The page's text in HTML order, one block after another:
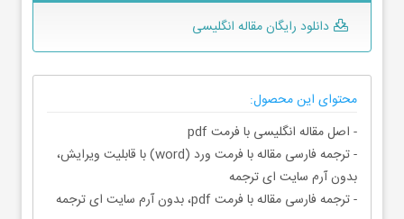
دانلود رایگان مقاله انگلیسی
محتوای این محصول:
- اصل مقاله انگلیسی با فرمت pdf
- ترجمه فارسی مقاله با فرمت ورد (word) با قابلیت ویرایش،
بدون آرم سایت ای ترجمه
- ترجمه فارسی مقاله با فرمت pdf، بدون آرم سایت ای ترجمه